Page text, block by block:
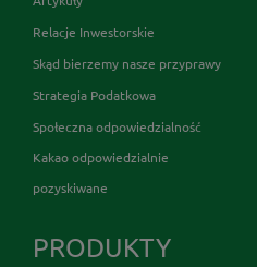
Relacje Inwestorskie
Skąd bierzemy nasze przyprawy
Strategia Podatkowa
Społeczna odpowiedzialność
Kakao odpowiedzialnie
pozyskiwane
PRODUKTY